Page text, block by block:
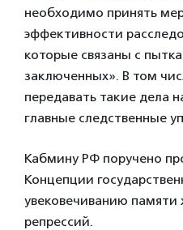
необходимо принять
эффективности
которые связаны с
заключенных». В том
передавать такие дела
главные следственные
Кабмину РФ поручено
Концепции
увековечиванию памяти
репрессий.